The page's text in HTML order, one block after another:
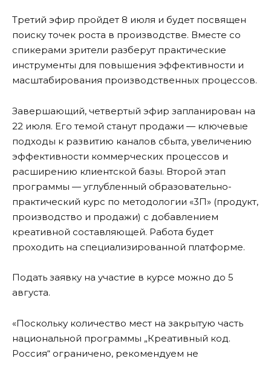
Третий эфир пройдет 8 июля и будет посвящен
поиску точек роста в производстве. Вместе со
спикерами зрители разберут практические
инструменты для повышения эффективности и
масштабирования производственных процессов.
Завершающий, четвертый эфир запланирован на
22 июля. Его темой станут продажи — ключевые
подходы к развитию каналов сбыта, увеличению
эффективности коммерческих процессов и
расширению клиентской базы. Второй этап
программы — углубленный образовательно-
практический курс по методологии «3П» (продукт,
производство и продажи) с добавлением
креативной составляющей. Работа будет
проходить на специализированной платформе.
Подать заявку на участие в курсе можно до 5
августа.
«Поскольку количество мест на закрытую часть
национальной программы „Креативный код.
Россия“ ограничено, рекомендуем не